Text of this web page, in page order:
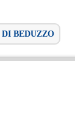
BEDUZZO